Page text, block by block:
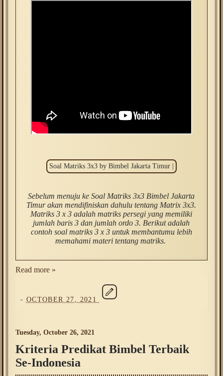
Soal Matriks 3x3 by Bimbel Jakarta Timur |
Sebelum menuju ke Soal Matriks 3x3 Bimbel Jakarta
Timur akan mendifiniskan dahulu tentang Matrix 3x3.
Matriks 3 x 3 adalah matriks persegi yang memiliki
jumlah baris 3 dan jumlah ordo 3. Berikut adalah
contoh soal matriks 3 x 3 untuk membantumu lebih
memahami materi tentang matriks.
Read more »
- OCTOBER 27, 2021
Tuesday, October 26, 2021
Kriteria Predikat Bimbel Terbaik
Se-Indonesia